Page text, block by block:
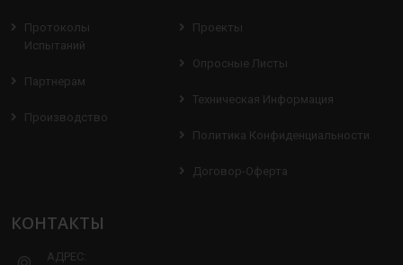
Протоколы
Испытаний
Партнерам
Производство
Проекты
Опросные Листы
Техническая Информация
Политика Конфиденциальности
Договор-Оферта
КОНТАКТЫ
АДРЕС: